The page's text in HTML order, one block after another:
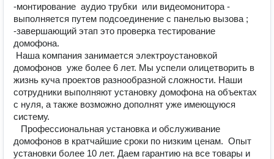
-монтирование  аудио трубки  или видеомонитора -
выполняется путем подсоединение с панелью вызова ;
-завершающий этап это проверка тестирование
домофона.
домофонов  уже более 6 лет. Мы успели олицетворить в
жизнь куча проектов разнообразной сложности. Наши
сотрудники выполняют установку домофона на объектах
с нуля, а также возможно дополнят уже имеющуюся
систему.
домофонов в кратчайшие сроки по низким ценам.  Опыт
установки более 10 лет. Даем гарантию на все товары и